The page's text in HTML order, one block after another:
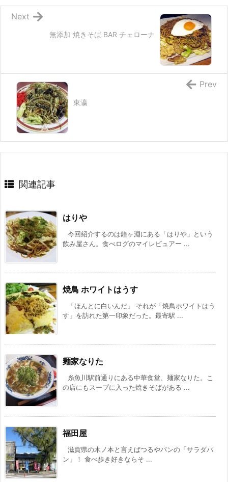
無添加 焼きそば BAR チェローナ
Next
東瀛
Prev
関連記事
はりや
今回紹介するのは鐘ヶ淵にある「はりや」という
飲み屋さん。食べログのマイレビュアー ...
焼鳥 ホワイトはうす
「ほんとに白いんだ」 それが「焼鳥ホワイトはう
す」を訪れた第一印象だった。最寄駅 ...
麺家なりた
糸魚川駅前通りにある中華食堂、麺家なりた。こ
の店にもスープに入った焼きそばがある ...
福田屋
滋賀県の木ノ本と言えばつるやパンの「サラダパ
ン」！ 食べ歩き好きならそ ...